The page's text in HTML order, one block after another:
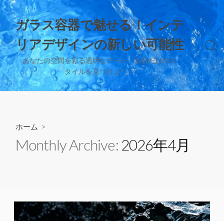
コ
ン
テ
ン
ツ
へ
ス
キ
ガラス容器で魅せる！インテ
リアデザインの新しい可能性
あなたの空間を彩る透明なアート、自分だけのス
タイルを見つけよう！
検
索
切
り
替
ホーム >
Monthly Archive: 2026年4月